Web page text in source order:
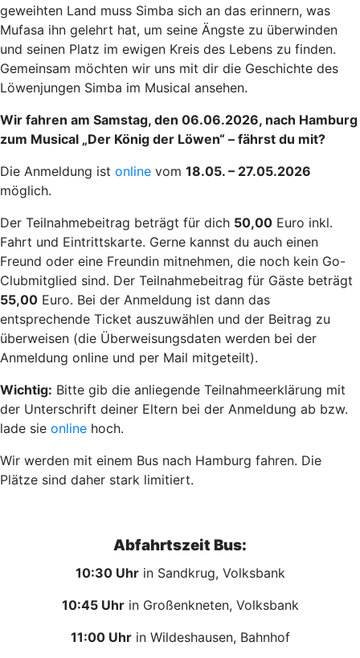
geweihten Land muss Simba sich an das erinnern, was
Mufasa ihn gelehrt hat, um seine Ängste zu überwinden
und seinen Platz im ewigen Kreis des Lebens zu finden.
Gemeinsam möchten wir uns mit dir die Geschichte des
Löwenjungen Simba im Musical ansehen.
Wir fahren am Samstag, den 06.06.2026, nach Hamburg
zum Musical „Der König der Löwen“ – fährst du mit?
Die Anmeldung ist online vom 18.05. – 27.05.2026
möglich.
Der Teilnahmebeitrag beträgt für dich 50,00 Euro inkl.
Fahrt und Eintrittskarte. Gerne kannst du auch einen
Freund oder eine Freundin mitnehmen, die noch kein Go-
Clubmitglied sind. Der Teilnahmebeitrag für Gäste beträgt
55,00 Euro. Bei der Anmeldung ist dann das
entsprechende Ticket auszuwählen und der Beitrag zu
überweisen (die Überweisungsdaten werden bei der
Anmeldung online und per Mail mitgeteilt).
Wichtig: Bitte gib die anliegende Teilnahmeerklärung mit
der Unterschrift deiner Eltern bei der Anmeldung ab bzw.
lade sie online hoch.
Wir werden mit einem Bus nach Hamburg fahren. Die
Plätze sind daher stark limitiert.
Abfahrtszeit Bus:
10:30 Uhrin Sandkrug, Volksbank
10:45 Uhrin Großenkneten, Volksbank
11:00 Uhrin Wildeshausen, Bahnhof